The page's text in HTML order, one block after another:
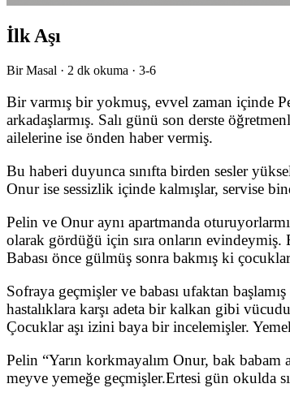
İlk Aşı
Bir Masal · 2 dk okuma · 3-6
Bir varmış bir yokmuş, evvel zaman içinde
arkadaşlarmış. Salı günü son derste
ailelerine ise önden haber vermiş.
Bu haberi duyunca sınıfta birden sesler
Onur ise sessizlik içinde kalmışlar, servise
Pelin ve Onur aynı apartmanda
olarak gördüğü için sıra onların evindeymiş.
Babası önce gülmüş sonra bakmış ki
Sofraya geçmişler ve babası ufaktan
hastalıklara karşı adeta bir kalkan gibi
Çocuklar aşı izini baya bir incelemişler.
Pelin “Yarın korkmayalım Onur, bak babam
meyve yemeğe geçmişler.Ertesi gün okulda